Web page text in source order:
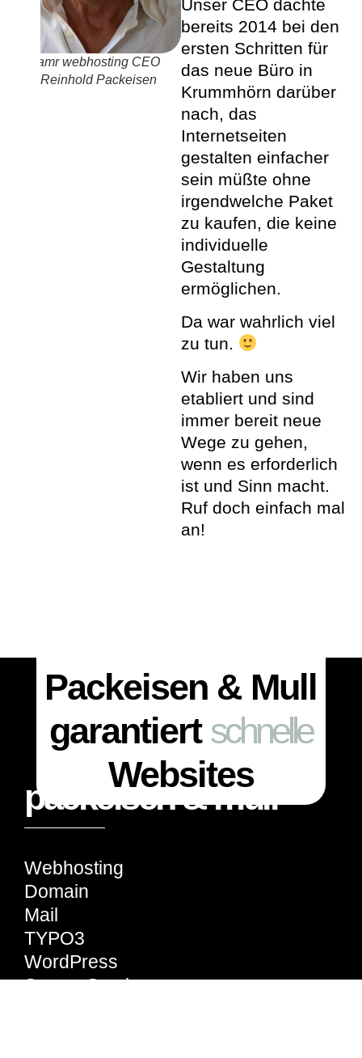
amr webhosting CEO
Reinhold Packeisen
Unser CEO dachte
bereits 2014 bei den
ersten Schritten für
das neue Büro in
Krummhörn darüber
nach, das
Internetseiten
gestalten einfacher
sein müßte ohne
irgendwelche Paket
zu kaufen, die keine
individuelle
Gestaltung
ermöglichen.
Da war wahrlich viel
zu tun.
Wir haben uns
etabliert und sind
immer bereit neue
Wege zu gehen,
wenn es erforderlich
ist und Sinn macht.
Ruf doch einfach mal
an!
packeisen & mull
Webhosting
Domain
Mail
TYPO3
WordPress
Server-Service
Packeisen & Mull
garantiert
schnelle Websites